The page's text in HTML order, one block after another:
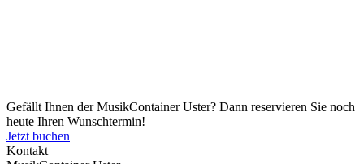
Gefällt Ihnen der MusikContainer Uster? Dann reservieren Sie noch
heute Ihren Wunschtermin!
Jetzt buchen
Kontakt